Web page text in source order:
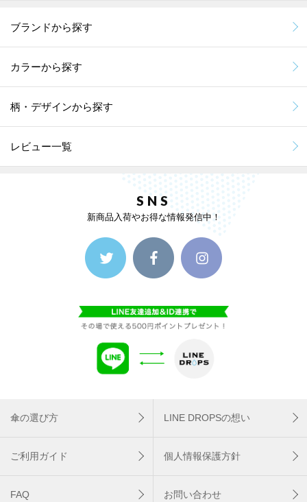
ブランドから探す
カラーから探す
柄・デザインから探す
レビュー一覧
SNS
新商品入荷やお得な情報発信中！
傘の選び方 LINE DROPSの想い
ご利用ガイド 個人情報保護方針
FAQ お問い合わせ